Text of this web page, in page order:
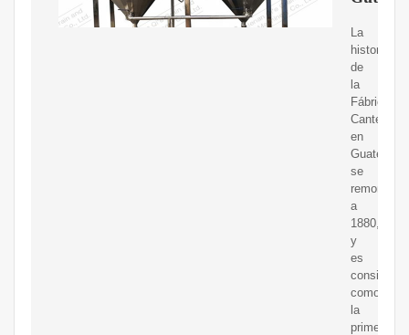
La
historia
de
la
Fábrica
Cantel
en
Guatemala
se
remonta
a
1880,
y
es
como
la
primera